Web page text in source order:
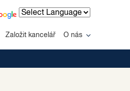
Založit kancelář O nás